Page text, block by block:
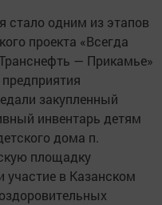
стало одним из этапов
проекта «Всегда
— Прикамье»
предприятия
закупленный
инвентарь детям
дома п.
площадку
участие в Казанском